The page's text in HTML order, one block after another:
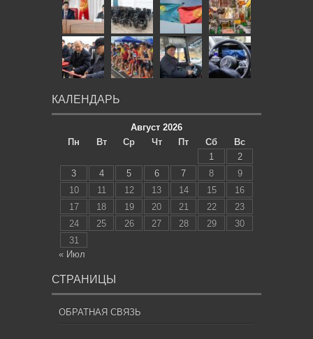
КАЛЕНДАРЬ
Август 2026
Пн
Вт Ср Чт Пт Сб
Вс
1
2
3
4 5 6 7 8
9
10
11 12 13 14 15
16
17
18 19 20 21 22
23
24
25 26 27 28 29
30
31
« Июл
СТРАНИЦЫ
ОБРАТНАЯ СВЯЗЬ